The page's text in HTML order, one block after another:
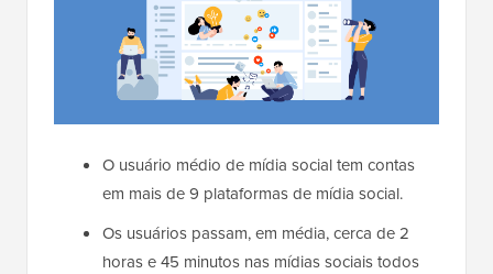
O usuário médio de mídia social tem contas
em mais de 9 plataformas de mídia social.
Os usuários passam, em média, cerca de 2
horas e 45 minutos nas mídias sociais todos